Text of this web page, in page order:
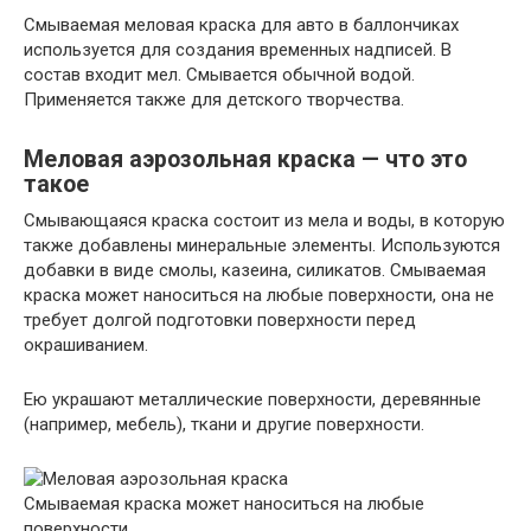
Смываемая меловая краска для авто в баллончиках
используется для создания временных надписей. В
состав входит мел. Смывается обычной водой.
Применяется также для детского творчества.
Меловая аэрозольная краска — что это
такое
Смывающаяся краска состоит из мела и воды, в которую
также добавлены минеральные элементы. Используются
добавки в виде смолы, казеина, силикатов. Смываемая
краска может наноситься на любые поверхности, она не
требует долгой подготовки поверхности перед
окрашиванием.
Ею украшают металлические поверхности, деревянные
(например, мебель), ткани и другие поверхности.
Смываемая краска может наноситься на любые